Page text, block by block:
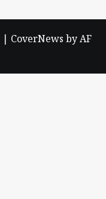
| CoverNews by AF